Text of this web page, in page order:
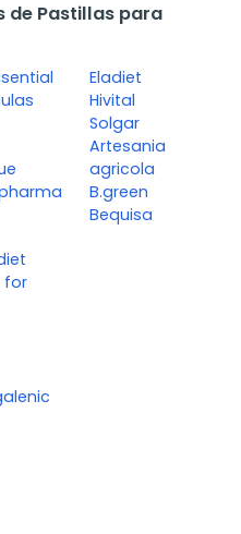
de Pastillas para
Eladiet
Hivital
Solgar
Artesania
agricola
B.green
Bequisa
for